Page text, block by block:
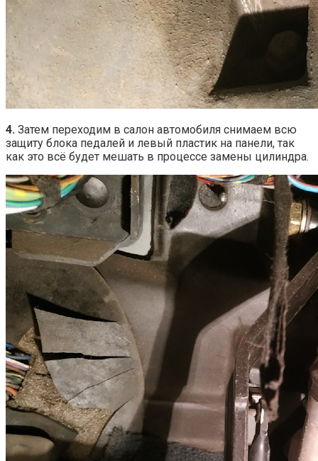
4. Затем переходим в салон автомобиля снимаем всю
защиту блока педалей и левый пластик на панели, так
как это всё будет мешать в процессе замены цилиндра.